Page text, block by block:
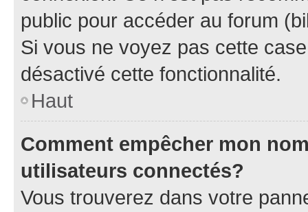
public pour accéder au forum
Si vous ne voyez pas cette
désactivé cette fonctionnalité.
Haut
Comment empêcher mon
utilisateurs connectés?
Vous trouverez dans votre